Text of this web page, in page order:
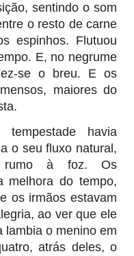
sentindo o som
o resto de carne
espinhos. Flutuou
E, no negrume
se o breu. E os
maiores do
havia
o seu fluxo natural,
rumo à foz. Os
melhora do tempo,
os irmãos estavam
ao ver que ele
lambia o menino em
, atrás deles, o